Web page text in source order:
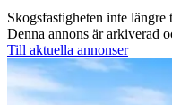
Skogsfastigheten inte längre
Denna annons är arkiverad
Till aktuella annonser